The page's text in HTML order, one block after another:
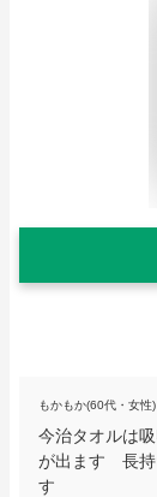
もかもか(60代・女性)
今治タオルは
が出ます 長持
す